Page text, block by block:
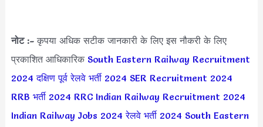
नोट :-कृपया अधिक सटीक जानकारी के लिए इस नौकरी के लिए
प्रकाशित आधिकारिक South Eastern Railway Recruitment
2024 दक्षिण पूर्व रेलवे भर्ती 2024 SER Recruitment 2024
RRB भर्ती 2024 RRC Indian Railway Recruitment 2024
Indian Railway Jobs 2024 रेलवे भर्ती 2024 South Eastern